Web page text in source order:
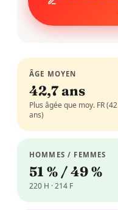
ÂGE MOYEN
42,7 ans
Plus âgée que moy. FR (42
ans)
HOMMES / FEMMES
51 % / 49 %
220 H · 214 F